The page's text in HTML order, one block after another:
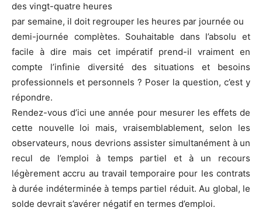
des vingt-quatre heures
par semaine, il doit regrouper les heures par journée ou
demi-journée complètes. Souhaitable dans l’absolu et
facile à dire mais cet impératif prend-il vraiment en
compte l’infinie diversité des situations et besoins
professionnels et personnels ? Poser la question, c’est y
répondre.
Rendez-vous d’ici une année pour mesurer les effets de
cette nouvelle loi mais, vraisemblablement, selon les
observateurs, nous devrions assister simultanément à un
recul de l’emploi à temps partiel et à un recours
légèrement accru au travail temporaire pour les contrats
à durée indéterminée à temps partiel réduit. Au global, le
solde devrait s’avérer négatif en termes d’emploi.